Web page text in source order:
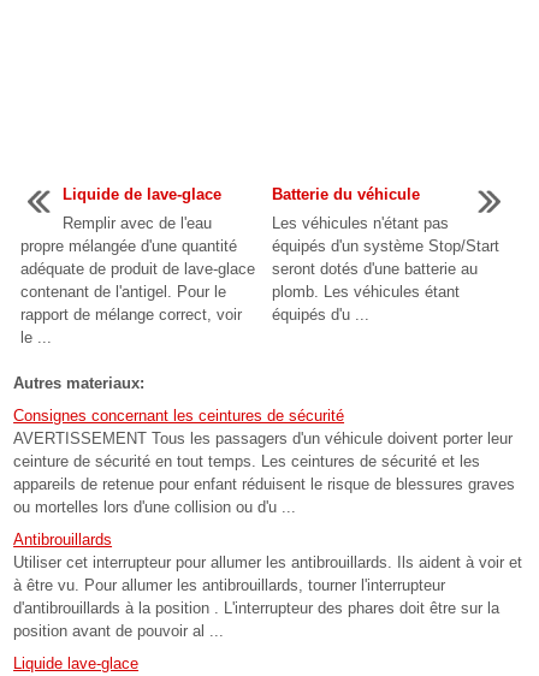
Liquide de lave-glace
Remplir avec de l'eau
propre mélangée d'une quantité
adéquate de produit de lave-glace
contenant de l'antigel. Pour le
rapport de mélange correct, voir
le ...
Batterie du véhicule
Les véhicules n'étant pas
équipés d'un système Stop/Start
seront dotés d'une batterie au
plomb. Les véhicules étant
équipés d'u ...
Autres materiaux:
Consignes concernant les ceintures de sécurité
AVERTISSEMENT Tous les passagers d'un véhicule doivent porter leur
ceinture de sécurité en tout temps. Les ceintures de sécurité et les
appareils de retenue pour enfant réduisent le risque de blessures graves
ou mortelles lors d'une collision ou d'u ...
Antibrouillards
Utiliser cet interrupteur pour allumer les antibrouillards. Ils aident à voir et
à être vu. Pour allumer les antibrouillards, tourner l'interrupteur
d'antibrouillards à la position . L'interrupteur des phares doit être sur la
position avant de pouvoir al ...
Liquide lave-glace